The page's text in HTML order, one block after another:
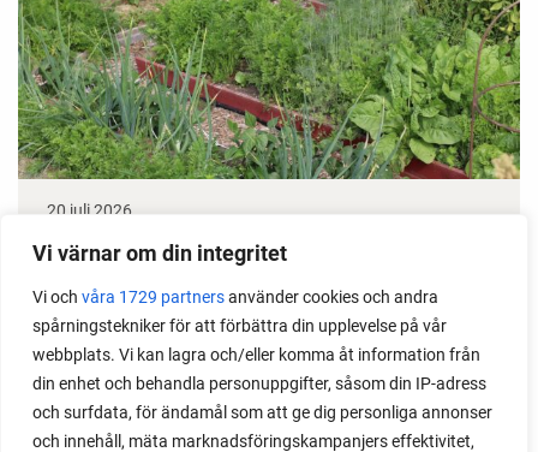
Vi värnar om din integritet
Vi och våra 1729 partnersanvänder cookies och andra
spårningstekniker för att förbättra din upplevelse på vår
webbplats. Vi kan lagra och/eller komma åt information från
din enhet och behandla personuppgifter, såsom din IP-adress
och surfdata, för ändamål som att ge dig personliga annonser
och innehåll, mäta marknadsföringskampanjers effektivitet,
20 juli 2026
Taktik med 3 tips för att röja i odlingen
Hur kan man göra för att hitta ett bra och hållbart
sätt att röja upp i sin odling? Läs min taktik, som gör
det lätt att hitta motivation och sätta igång.